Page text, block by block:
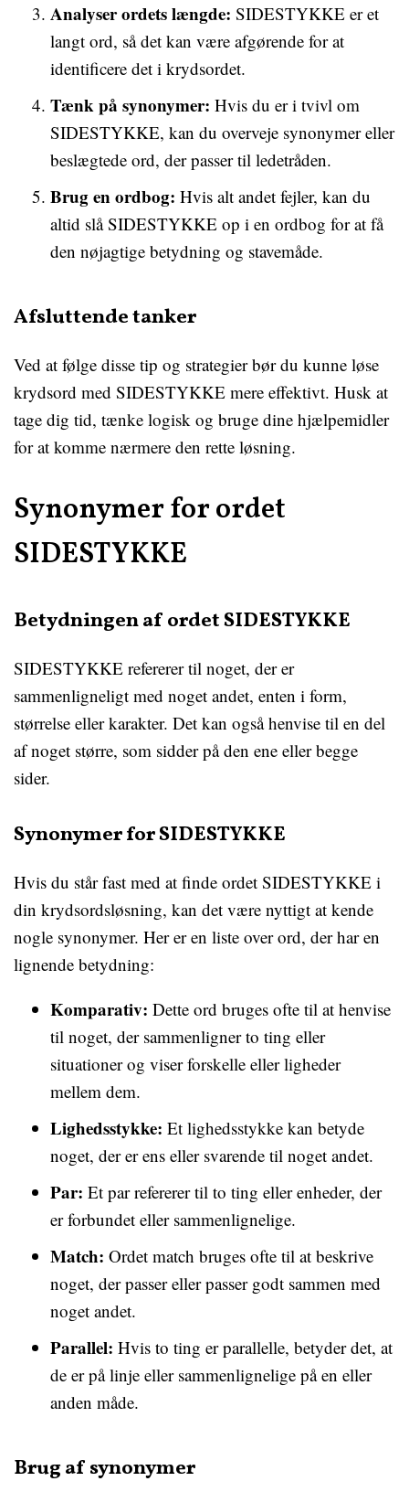
Analyser ordets længde: SIDESTYKKE er et
langt ord, så det kan være afgørende for at
identificere det i krydsordet.
Tænk på synonymer: Hvis du er i tvivl om
SIDESTYKKE, kan du overveje synonymer eller
beslægtede ord, der passer til ledetråden.
Brug en ordbog: Hvis alt andet fejler, kan du
altid slå SIDESTYKKE op i en ordbog for at få
den nøjagtige betydning og stavemåde.
Afsluttende tanker
Ved at følge disse tip og strategier bør du kunne løse
krydsord med SIDESTYKKE mere effektivt. Husk at
tage dig tid, tænke logisk og bruge dine hjælpemidler
for at komme nærmere den rette løsning.
Synonymer for ordet
SIDESTYKKE
Betydningen af ordet SIDESTYKKE
SIDESTYKKE refererer til noget, der er
sammenligneligt med noget andet, enten i form,
størrelse eller karakter. Det kan også henvise til en del
af noget større, som sidder på den ene eller begge
sider.
Synonymer for SIDESTYKKE
Hvis du står fast med at finde ordet SIDESTYKKE i
din krydsordsløsning, kan det være nyttigt at kende
nogle synonymer. Her er en liste over ord, der har en
lignende betydning:
Komparativ: Dette ord bruges ofte til at henvise
til noget, der sammenligner to ting eller
situationer og viser forskelle eller ligheder
mellem dem.
Lighedsstykke: Et lighedsstykke kan betyde
noget, der er ens eller svarende til noget andet.
Par: Et par refererer til to ting eller enheder, der
er forbundet eller sammenlignelige.
Match: Ordet match bruges ofte til at beskrive
noget, der passer eller passer godt sammen med
noget andet.
Parallel: Hvis to ting er parallelle, betyder det, at
de er på linje eller sammenlignelige på en eller
anden måde.
Brug af synonymer